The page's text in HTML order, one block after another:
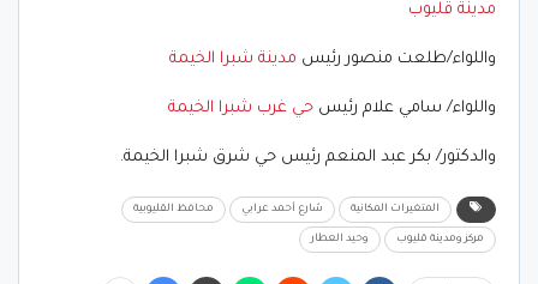
مدينة قليوب
واللواء/طلعت منصور رئيس مدينة شبرا الخيمة
واللواء/ سامي علام رئيس حي غرب شبرا الخيمة
والدكتور/ بكر عبد المنعم رئيس حي شرق شبرا الخيمة.
المتغيرات المكانية شارع أحمد عرابي محافظ القليوبية
مركز ومدينة قليوب وحيد العطار